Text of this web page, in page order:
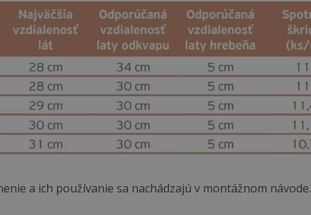
a ich používanie sa nachádzajú v montážnom návode.